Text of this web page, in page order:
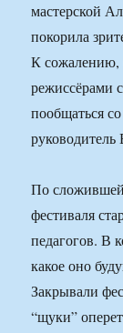
мастерской
покорила
К сожалению,
режиссёрами
пообщаться
По
фестиваля
педагогов. В
какое оно
Закрывали
“щуки”